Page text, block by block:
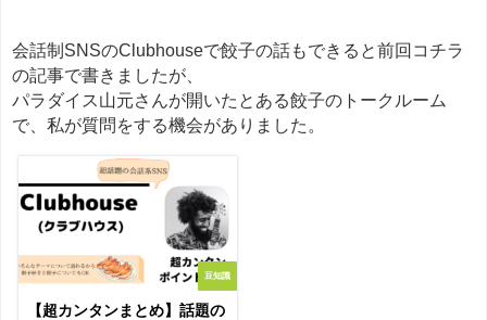
会話制SNSのClubhouseで餃子の話もできると前回コチラ
の記事で書きましたが、
パラダイス山元さんが開いたとある餃子のトークルーム
で、私が質問をする機会がありました。
豆知識
【超カンタンまとめ】話題の